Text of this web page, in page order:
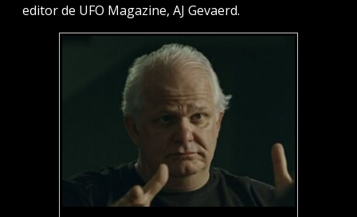
editor de UFO Magazine, AJ Gevaerd.